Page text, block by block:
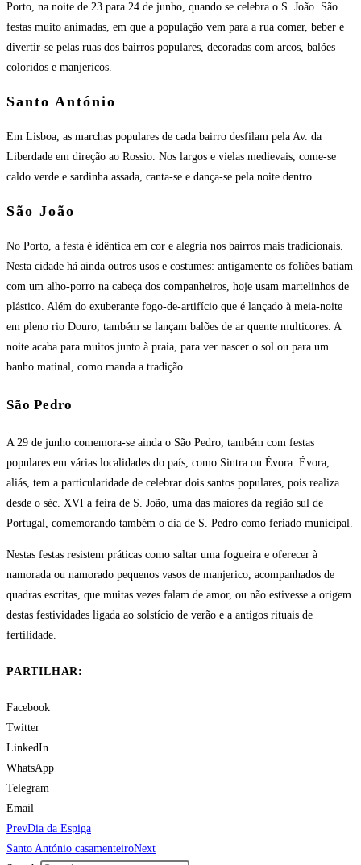
Porto, na noite de 23 para 24 de junho, quando se celebra o S. João. São
festas muito animadas, em que a população vem para a rua comer, beber e
divertir-se pelas ruas dos bairros populares, decoradas com arcos, balões
coloridos e manjericos.
Santo António
Em Lisboa, as marchas populares de cada bairro desfilam pela Av. da
Liberdade em direção ao Rossio. Nos largos e vielas medievais, come-se
caldo verde e sardinha assada, canta-se e dança-se pela noite dentro.
São João
No Porto, a festa é idêntica em cor e alegria nos bairros mais tradicionais.
Nesta cidade há ainda outros usos e costumes: antigamente os foliões batiam
com um alho-porro na cabeça dos companheiros, hoje usam martelinhos de
plástico. Além do exuberante fogo-de-artifício que é lançado à meia-noite
em pleno rio Douro, também se lançam balões de ar quente multicores. A
noite acaba para muitos junto à praia, para ver nascer o sol ou para um
banho matinal, como manda a tradição.
São Pedro
A 29 de junho comemora-se ainda o São Pedro, também com festas
populares em várias localidades do país, como Sintra ou Évora. Évora,
aliás, tem a particularidade de celebrar dois santos populares, pois realiza
desde o séc. XVI a feira de S. João, uma das maiores da região sul de
Portugal, comemorando também o dia de S. Pedro como feriado municipal.
Nestas festas resistem práticas como saltar uma fogueira e oferecer à
namorada ou namorado pequenos vasos de manjerico, acompanhados de
quadras escritas, que muitas vezes falam de amor, ou não estivesse a origem
destas festividades ligada ao solstício de verão e a antigos rituais de
fertilidade.
PARTILHAR:
Facebook
Twitter
LinkedIn
WhatsApp
Telegram
Email
PrevDia da Espiga
Santo António casamenteiroNext